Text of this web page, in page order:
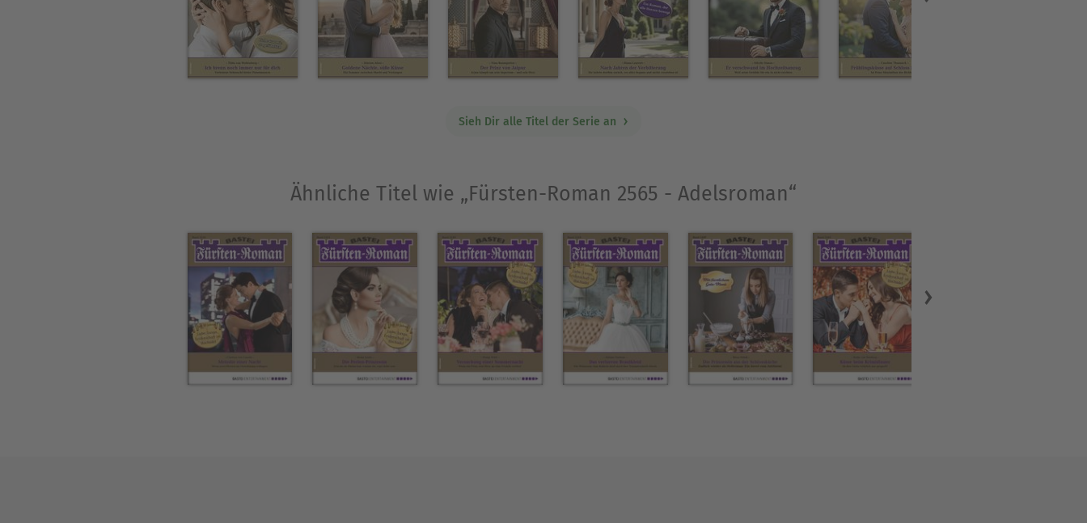
Sieh Dir alle Titel der Serie an
Ähnliche Titel wie „Fürsten-Roman 2565 - Adelsroman“